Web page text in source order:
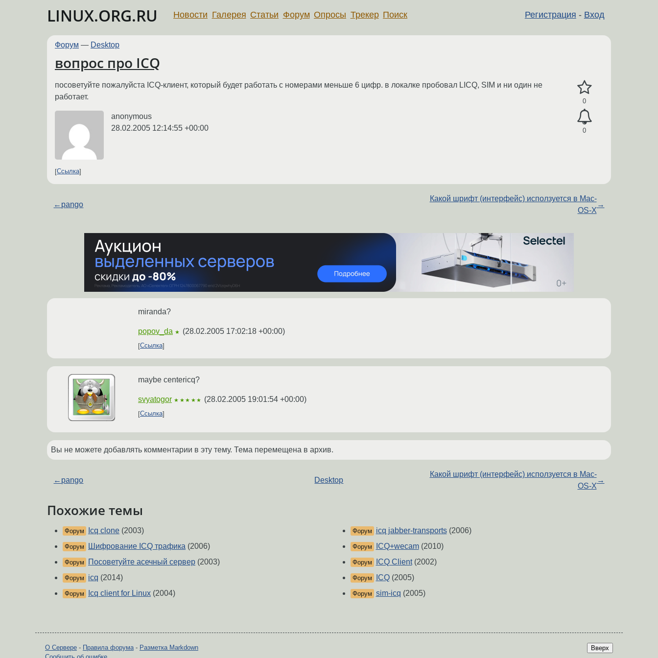
LINUX.ORG.RU Регистрация - Вход
Новости Галерея Статьи Форум Опросы Трекер Поиск
Форум — Desktop
вопрос про ICQ
0
0
посоветуйте пожалуйста ICQ-клиент, который будет работать с номерами меньше 6 цифр. в локалке пробовал LICQ, SIM и ни один не
работает.
anonymous
28.02.2005 12:14:55 +00:00
Ссылка
← pango
Какой шрифт (интерфейс) исползуется в Mac-
OS-X
→
miranda?
popov_da ★ (28.02.2005 17:02:18 +00:00)
Ссылка
maybe centericq?
svyatogor ★★★★★ (28.02.2005 19:01:54 +00:00)
Ссылка
Вы не можете добавлять комментарии в эту тему. Тема перемещена в архив.
← pango Desktop
Какой шрифт (интерфейс) исползуется в Mac-
OS-X
→
Похожие темы
Форум Icq clone (2003)
Форум Шифрование ICQ трафика (2006)
Форум Посоветуйте асечный сервер (2003)
Форум icq (2014)
Форум Icq client for Linux (2004)
Форум icq jabber-transports(2006)
Форум ICQ+wecam(2010)
Форум ICQ Client(2002)
Форум ICQ(2005)
Форум sim-icq (2005)
Вверх
О Сервере - Правила форума- Разметка Markdown